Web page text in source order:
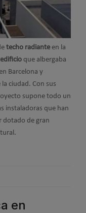
techo radianteen la
que albergaba
Barcelona y
ciudad. Con sus
supone todo un
instaladoras que han
dotado de gran
en